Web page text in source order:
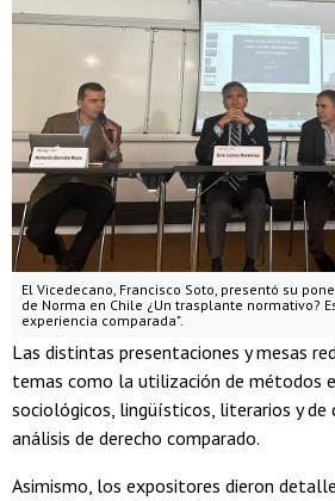
El Vicedecano, Francisco Soto, presentó su
de Norma en Chile ¿Un trasplante normativo?
experiencia comparada".
Las distintas presentaciones y mesas
temas como la utilización de métodos
sociológicos, lingüísticos, literarios y de
análisis de derecho comparado.
Asimismo, los expositores dieron